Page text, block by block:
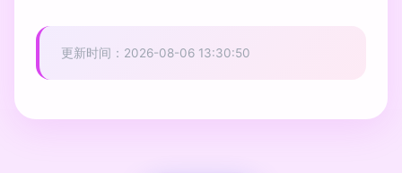
更新时间：2026-08-06 13:30:50